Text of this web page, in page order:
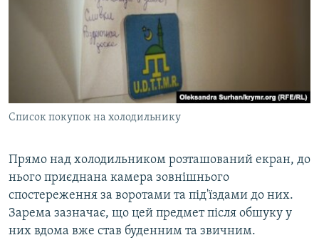
Список покупок на холодильнику
Прямо над холодильником розташований екран, до
нього приєднана камера зовнішнього
спостереження за воротами та під'їздами до них.
Зарема зазначає, що цей предмет після обшуку у
них вдома вже став буденним та звичним.